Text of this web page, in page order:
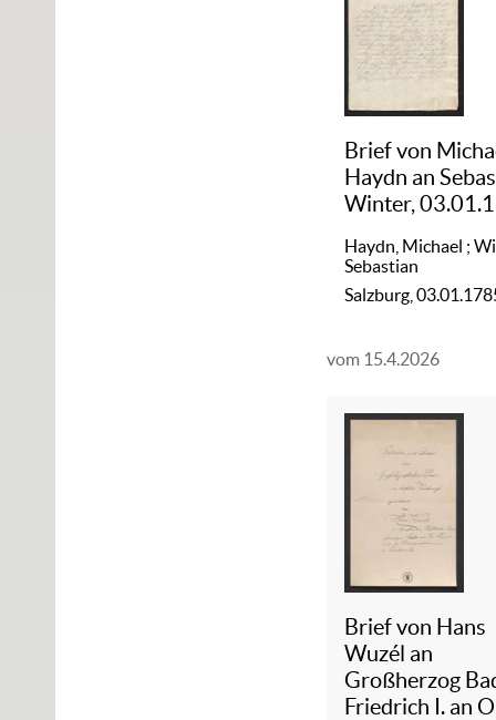
Brief von
Haydn an
Winter,
Haydn, Michael ;
Sebastian
Salzburg,
vom 15.4.2026
Brief von Hans
Wuzél an
Großherzog
Friedrich I. an